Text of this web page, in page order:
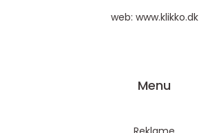
web: www.klikko.dk
Menu